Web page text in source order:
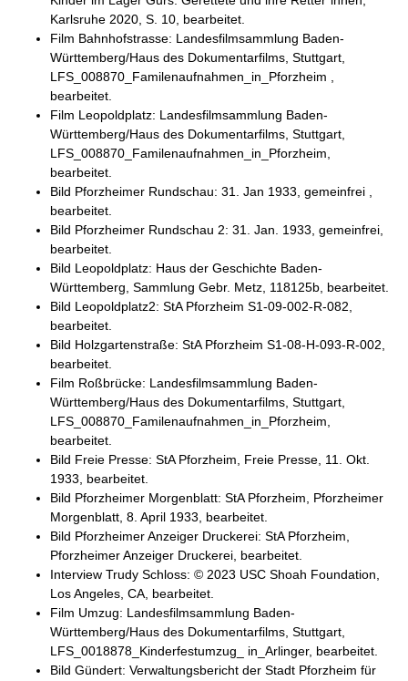
Karlsruhe 2020, S. 10, bearbeitet.
Film Bahnhofstrasse: Landesfilmsammlung Baden-
Württemberg/Haus des Dokumentarfilms, Stuttgart,
LFS_008870_Familenaufnahmen_in_Pforzheim ,
bearbeitet.
Film Leopoldplatz: Landesfilmsammlung Baden-
Württemberg/Haus des Dokumentarfilms, Stuttgart,
LFS_008870_Familenaufnahmen_in_Pforzheim,
bearbeitet.
Bild Pforzheimer Rundschau: 31. Jan 1933, gemeinfrei ,
bearbeitet.
Bild Pforzheimer Rundschau 2: 31. Jan. 1933, gemeinfrei,
bearbeitet.
Bild Leopoldplatz: Haus der Geschichte Baden-
Württemberg, Sammlung Gebr. Metz, 118125b, bearbeitet.
Bild Leopoldplatz2: StA Pforzheim S1-09-002-R-082,
bearbeitet.
Bild Holzgartenstraße: StA Pforzheim S1-08-H-093-R-002,
bearbeitet.
Film Roßbrücke: Landesfilmsammlung Baden-
Württemberg/Haus des Dokumentarfilms, Stuttgart,
LFS_008870_Familenaufnahmen_in_Pforzheim,
bearbeitet.
Bild Freie Presse: StA Pforzheim, Freie Presse, 11. Okt.
1933, bearbeitet.
Bild Pforzheimer Morgenblatt: StA Pforzheim, Pforzheimer
Morgenblatt, 8. April 1933, bearbeitet.
Bild Pforzheimer Anzeiger Druckerei: StA Pforzheim,
Pforzheimer Anzeiger Druckerei, bearbeitet.
Interview Trudy Schloss: © 2023 USC Shoah Foundation,
Los Angeles, CA, bearbeitet.
Film Umzug: Landesfilmsammlung Baden-
Württemberg/Haus des Dokumentarfilms, Stuttgart,
LFS_0018878_Kinderfestumzug_ in_Arlinger, bearbeitet.
Bild Gündert: Verwaltungsbericht der Stadt Pforzheim für